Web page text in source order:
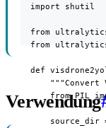
  import shutil
from
from
def
"""Convert
from PIL
source_dir
Verwendung